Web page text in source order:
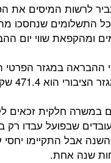
לרשות המיסים את
התשלומים שנחסכו
ומהקפאת שווי יום
הוא 471.4 שקלים ליום.
במשרה חלקית זכאים
שבפועל עבדו רק
אבל התקיימו יחסי
שנה אחת.